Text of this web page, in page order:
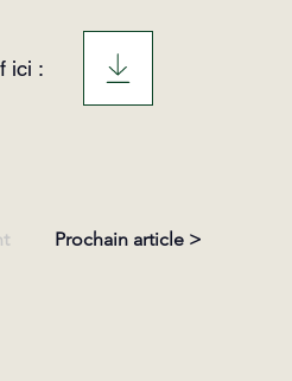
ici :
Prochain article >